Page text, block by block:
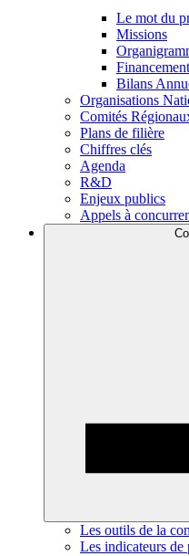
Le mot du
Missions
Financement
Bilans
Organisations
Comités
Plans de filière
Chiffres clés
Agenda
R&D
Enjeux publics
Appels à
Les outils de la
Les indicateurs de